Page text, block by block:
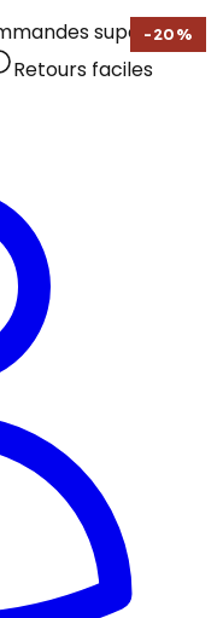
supérieures
Retours faciles
- 20 %